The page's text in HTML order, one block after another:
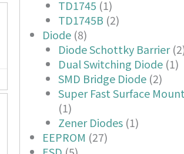
TD1745 (1)
TD1745B (2)
Diode(8)
Diode Schottky Barrier
Dual Switching Diode(1)
SMD Bridge Diode(2)
Super Fast Surface
(1)
Zener Diodes(1)
EEPROM (27)